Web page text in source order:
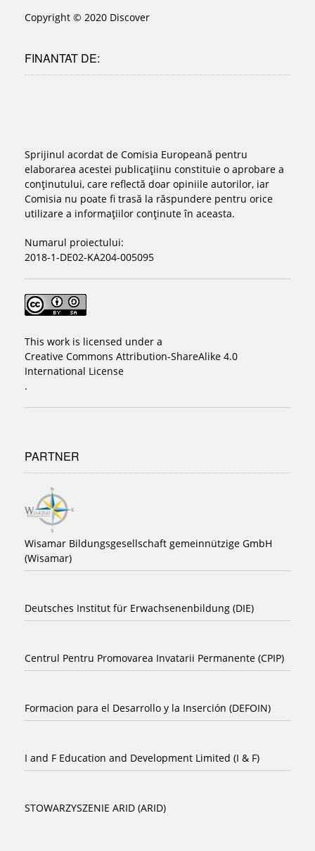
Copyright © 2020 Discover
FINANTAT DE:
Sprijinul acordat de Comisia Europeană pentru
elaborarea acestei publicațiinu constituie o aprobare a
conținutului, care reflectă doar opiniile autorilor, iar
Comisia nu poate fi trasă la răspundere pentru orice
utilizare a informațiilor conținute în aceasta.
Numarul proiectului:
2018-1-DE02-KA204-005095
This work is licensed under a
Creative Commons Attribution-ShareAlike 4.0
International License
.
PARTNER
Wisamar Bildungsgesellschaft gemeinnützige GmbH
(Wisamar)
Deutsches Institut für Erwachsenenbildung (DIE)
Centrul Pentru Promovarea Invatarii Permanente (CPIP)
Formacion para el Desarrollo y la Inserción (DEFOIN)
I and F Education and Development Limited (I & F)
STOWARZYSZENIE ARID (ARID)